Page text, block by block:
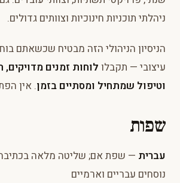
ניהלתי תוכניות חינוכיות וצוותים גדולים.
הניסיון הניהולי הזה מבטיח שכשאתם
עיצובי — תקבלו לוחות זמנים
וטיפול שמתחיל ומסתיים בזמן. אין
שפות
עברית — שפת אם; שליטה מלאה
נוסחים עבריים וארמיים